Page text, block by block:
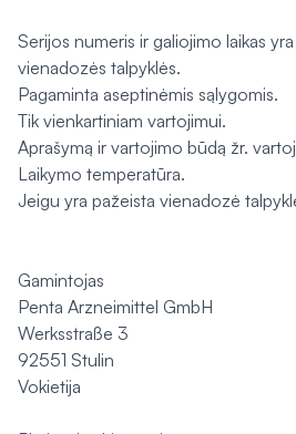
Serijos numeris ir galiojimo laikas
vienadozės talpyklės.
Pagaminta aseptinėmis sąlygomis.
Tik vienkartiniam vartojimui.
Aprašymą ir vartojimo būdą žr.
Laikymo temperatūra.
Jeigu yra pažeista vienadozė
Gamintojas
Penta Arzneimittel GmbH
Werksstraße 3
92551 Stulin
Vokietija